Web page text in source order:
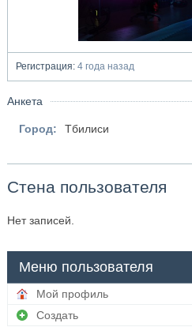
Регистрация:4 года назад
Анкета
Город: Тбилиси
Стена пользователя
Нет записей.
Меню пользователя
Мой профиль
Создать